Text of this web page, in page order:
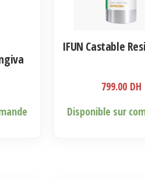
IFUN Castable
799.00 DH
Disponible sur